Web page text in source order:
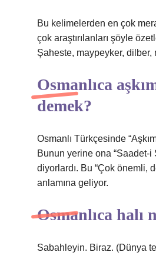
Bu kelimelerden en çok
çok araştırılanları şöyle
Şaheste, maypeyker, dilber,
Osmanlıca
demek?
Osmanlı Türkçesinde
Bunun yerine ona “Saadet-i
diyorlardı. Bu “Çok önemli,
anlamına geliyor.
Osmanlıca halı
Sabahleyin. Biraz. (Dünya